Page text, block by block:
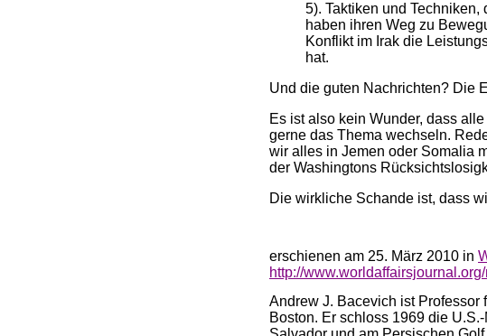
5). Taktiken und
haben ihren Weg zu
Konflikt im Irak die
hat.
Und die guten Nachrichten? Die
Es ist also kein Wunder, dass
gerne das Thema wechseln.
wir alles in Jemen oder Somalia
der Washingtons
Die wirkliche Schande ist, dass
erschienen am 25. März 2010 in
http://
Andrew J. Bacevich ist
Boston. Er schloss 1969 die